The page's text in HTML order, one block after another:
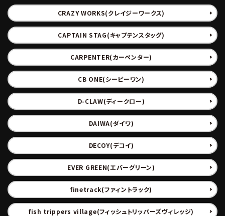
CRAZY WORKS(クレイジーワークス)
CAPTAIN STAG(キャプテンスタッグ)
CARPENTER(カーペンター)
CB ONE(シービーワン)
D-CLAW(ディークロー)
DAIWA(ダイワ)
DECOY(デコイ)
EVER GREEN(エバーグリーン)
finetrack(ファィントラック)
fish trippers village(フィッシュトリッパーズヴィレッジ)